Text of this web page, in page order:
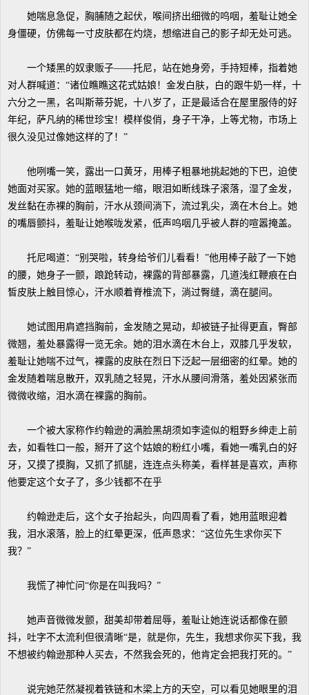
她喘息急促，胸脯随之起伏，喉间挤出细微的呜咽，羞耻让她全
身僵硬，仿佛每一寸皮肤都在灼烧，想缩进自己的影子却无处可逃。
一个矮黑的奴隶贩子——托尼，站在她身旁，手持短棒，指着她
对人群喊道：“诸位瞧瞧这花式姑娘！金发白肤，白的跟牛奶一样，十
六分之一黑，名叫斯蒂芬妮，十八岁了，正是最适合在屋里服侍的好
年纪，萨凡纳的稀世珍宝！模样俊俏，身子干净，上等尤物，市场上
很久没见过像她这样的了！”
他咧嘴一笑，露出一口黄牙，用棒子粗暴地挑起她的下巴，迫使
她面对买家。她的蓝眼猛地一缩，眼泪如断线珠子滚落，湿了金发，
发丝黏在赤裸的胸前，汗水从颈间淌下，流过乳尖，滴在木台上。她
的嘴唇颤抖，羞耻让她喉咙发紧，低声呜咽几乎被人群的喧嚣掩盖。
托尼喝道：“别哭啦，转身给爷们儿看看！”他用棒子敲了一下她
的腰，她身子一颤，踉跄转动，裸露的背部暴露，几道浅红鞭痕在白
皙皮肤上触目惊心，汗水顺着脊椎流下，淌过臀缝，滴在腿间。
她试图用肩遮挡胸前，金发随之晃动，却被链子扯得更直，臀部
微翘，羞处暴露得一览无余。她的泪水滴在木台上，双膝几乎发软，
羞耻让她喘不过气，裸露的皮肤在烈日下泛起一层细密的红晕。她的
金发随着喘息散开，双乳随之轻晃，汗水从腰间滑落，羞处因紧张而
微微收缩，泪水滴在裸露的胸前。
一个被大家称作约翰逊的满脸黑胡须如李逵似的粗野乡绅走上前
去，如看牲口一般，掰开了这个姑娘的粉红小嘴，看她一嘴乳白的好
牙，又摸了摸胸，又抓了抓腿，连连点头称美，看样甚是喜欢，声称
他要定这个女子了，多少钱都不在乎
约翰逊走后，这个女子抬起头，向四周看了看，她用蓝眼迎着
我，泪水滚落，脸上的红晕更深，低声恳求：“这位先生求你买下
我？”
我慌了神忙问“你是在叫我吗？”
她声音微微发颤，甜美却带着屈辱，羞耻让她连说话都像在颤
抖，吐字不太流利但很清晰“是，就是你，先生，我想求你买下我，我
不想被约翰逊那种人买去，不然我会死的，他肯定会把我打死的。”
说完她茫然凝视着铁链和木梁上方的天空，可以看见她眼里的泪